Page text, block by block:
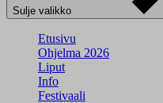
Sulje valikko
Etusivu
Ohjelma 2026
Liput
Info
Festivaali